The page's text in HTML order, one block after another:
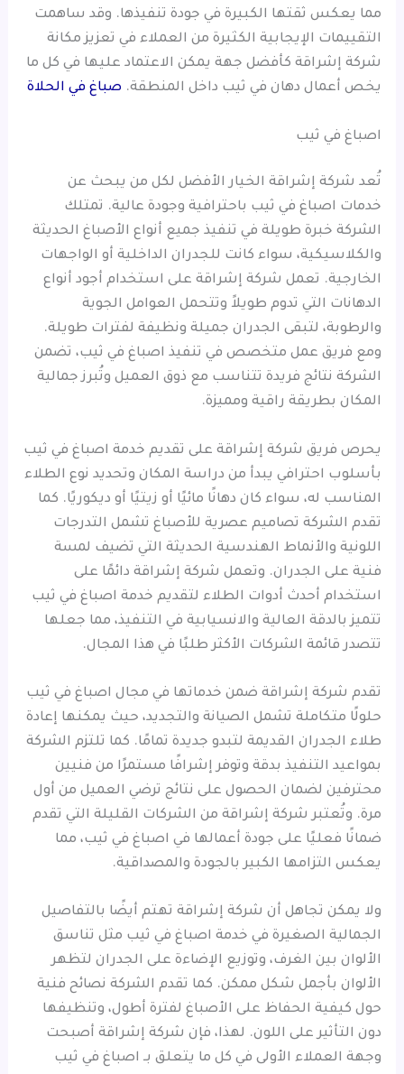
مما يعكس ثقتها الكبيرة في جودة تنفيذها. وقد ساهمت
التقييمات الإيجابية الكثيرة من العملاء في تعزيز مكانة
شركة إشراقة كأفضل جهة يمكن الاعتماد عليها في كل ما
يخص أعمال دهان في ثيب داخل المنطقة. صباغ في الحلاة
اصباغ في ثيب
تُعد شركة إشراقة الخيار الأفضل لكل من يبحث عن
خدمات اصباغ في ثيب باحترافية وجودة عالية. تمتلك
الشركة خبرة طويلة في تنفيذ جميع أنواع الأصباغ الحديثة
والكلاسيكية، سواء كانت للجدران الداخلية أو الواجهات
الخارجية. تعمل شركة إشراقة على استخدام أجود أنواع
الدهانات التي تدوم طويلاً وتتحمل العوامل الجوية
والرطوبة، لتبقى الجدران جميلة ونظيفة لفترات طويلة.
ومع فريق عمل متخصص في تنفيذ اصباغ في ثيب، تضمن
الشركة نتائج فريدة تتناسب مع ذوق العميل وتُبرز جمالية
المكان بطريقة راقية ومميزة.
يحرص فريق شركة إشراقة على تقديم خدمة اصباغ في ثيب
بأسلوب احترافي يبدأ من دراسة المكان وتحديد نوع الطلاء
المناسب له، سواء كان دهانًا مائيًا أو زيتيًا أو ديكوريًا. كما
تقدم الشركة تصاميم عصرية للأصباغ تشمل التدرجات
اللونية والأنماط الهندسية الحديثة التي تضيف لمسة
فنية على الجدران. وتعمل شركة إشراقة دائمًا على
استخدام أحدث أدوات الطلاء لتقديم خدمة اصباغ في ثيب
تتميز بالدقة العالية والانسيابية في التنفيذ، مما جعلها
تتصدر قائمة الشركات الأكثر طلبًا في هذا المجال.
تقدم شركة إشراقة ضمن خدماتها في مجال اصباغ في ثيب
حلولًا متكاملة تشمل الصيانة والتجديد، حيث يمكنها إعادة
طلاء الجدران القديمة لتبدو جديدة تمامًا. كما تلتزم الشركة
بمواعيد التنفيذ بدقة وتوفر إشرافًا مستمرًا من فنيين
محترفين لضمان الحصول على نتائج ترضي العميل من أول
مرة. وتُعتبر شركة إشراقة من الشركات القليلة التي تقدم
ضمانًا فعليًا على جودة أعمالها في اصباغ في ثيب، مما
يعكس التزامها الكبير بالجودة والمصداقية.
ولا يمكن تجاهل أن شركة إشراقة تهتم أيضًا بالتفاصيل
الجمالية الصغيرة في خدمة اصباغ في ثيب مثل تناسق
الألوان بين الغرف، وتوزيع الإضاءة على الجدران لتظهر
الألوان بأجمل شكل ممكن. كما تقدم الشركة نصائح فنية
حول كيفية الحفاظ على الأصباغ لفترة أطول، وتنظيفها
دون التأثير على اللون. لهذا، فإن شركة إشراقة أصبحت
وجهة العملاء الأولى في كل ما يتعلق بـ اصباغ في ثيب